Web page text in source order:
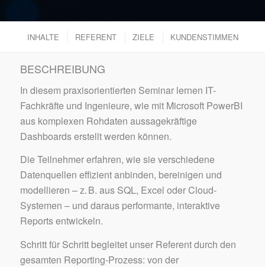
INHALTE REFERENT ZIELE KUNDENSTIMMEN
BESCHREIBUNG
In diesem praxisorientierten Seminar lernen IT-
Fachkräfte und Ingenieure, wie mit Microsoft PowerBI
aus komplexen Rohdaten aussagekräftige
Dashboards erstellt werden können.
Die Teilnehmer erfahren, wie sie verschiedene
Datenquellen effizient anbinden, bereinigen und
modellieren – z. B. aus SQL, Excel oder Cloud-
Systemen – und daraus performante, interaktive
Reports entwickeln.
Schritt für Schritt begleitet unser Referent durch den
gesamten Reporting-Prozess: von der